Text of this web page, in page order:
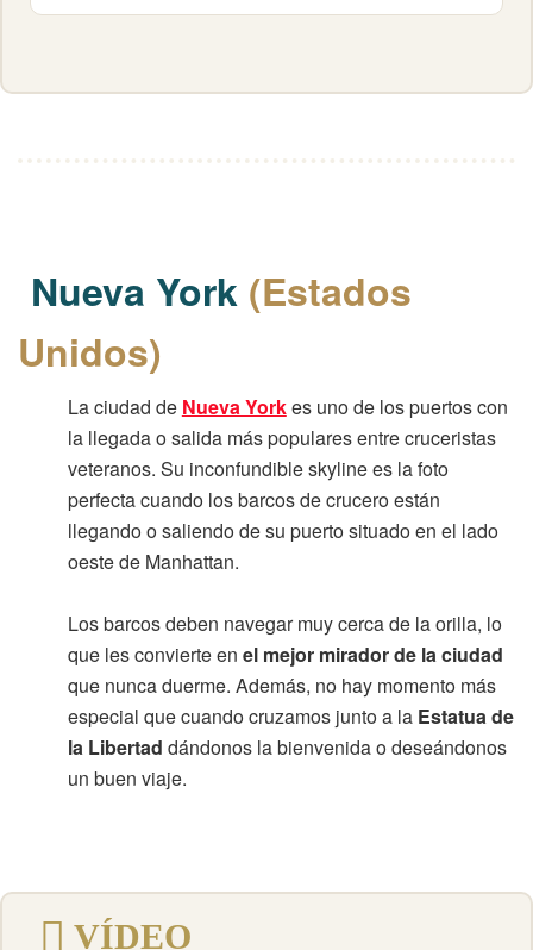
Nueva York (Estados
Unidos)
La ciudad de Nueva Yorkes uno de los puertos con
la llegada o salida más populares entre cruceristas
veteranos. Su inconfundible skyline es la foto
perfecta cuando los barcos de crucero están
llegando o saliendo de su puerto situado en el lado
oeste de Manhattan.
Los barcos deben navegar muy cerca de la orilla, lo
que les convierte en el mejor mirador de la ciudad
que nunca duerme. Además, no hay momento más
especial que cuando cruzamos junto a la Estatua de
la Libertad dándonos la bienvenida o deseándonos
un buen viaje.
VÍDEO